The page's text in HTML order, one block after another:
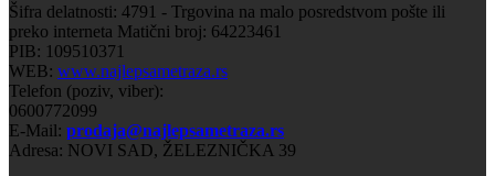
Šifra delatnosti: 4791 - Trgovina na malo posredstvom pošte ili
preko interneta Matični broj: 64223461
PIB: 109510371
WEB: www.najlepsametraza.rs
Telefon (poziv, viber):
0600772099
E-Mail: prodaja@najlepsametraza.rs
Adresa: NOVI SAD, ŽELEZNIČKA 39